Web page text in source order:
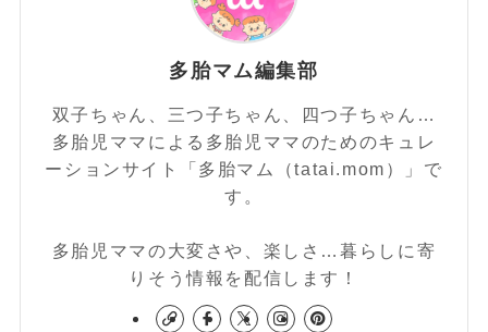
多胎マム編集部
双子ちゃん、三つ子ちゃん、四つ子ちゃん…
多胎児ママによる多胎児ママのためのキュレ
ーションサイト「多胎マム（tatai.mom）」で
す。
多胎児ママの大変さや、楽しさ…暮らしに寄
りそう情報を配信します！